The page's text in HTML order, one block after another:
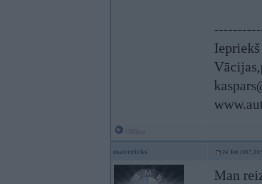
mavericks 24. Feb 2007,
Man